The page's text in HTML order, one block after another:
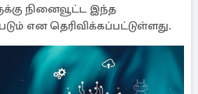
நினைவூட்ட இந்த
என தெரிவிக்கப்பட்டுள்ளது.